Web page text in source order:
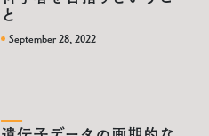
と
September 28, 2022